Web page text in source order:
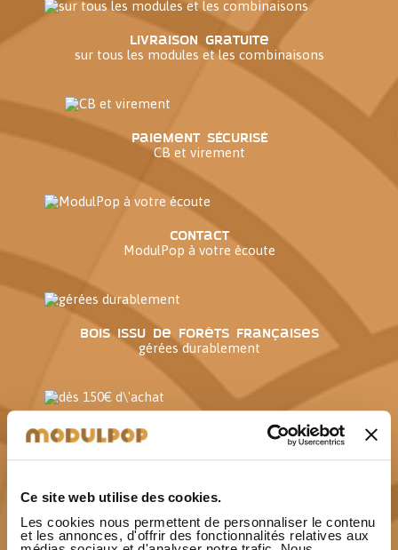
Ce site web utilise des cookies.
Les cookies nous permettent de personnaliser le contenu
et les annonces, d'offrir des fonctionnalités relatives aux
Livraison gratuite
sur tous les modules et les combinaisons
Paiement sécurisé
CB et virement
Contact
ModulPop à votre écoute
Bois issu de forêts françaises
gérées durablement
Paiement 3x sans frais
Fabriqué en France
Modules, coussins et housses